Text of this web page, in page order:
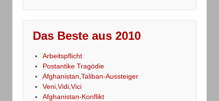
Das Beste aus 2010
Arbeitspflicht
Postantike Tragödie
Afghanistan,Taliban-Aussteiger
Veni,Vidi,Vici
Afghanistan-Konflikt